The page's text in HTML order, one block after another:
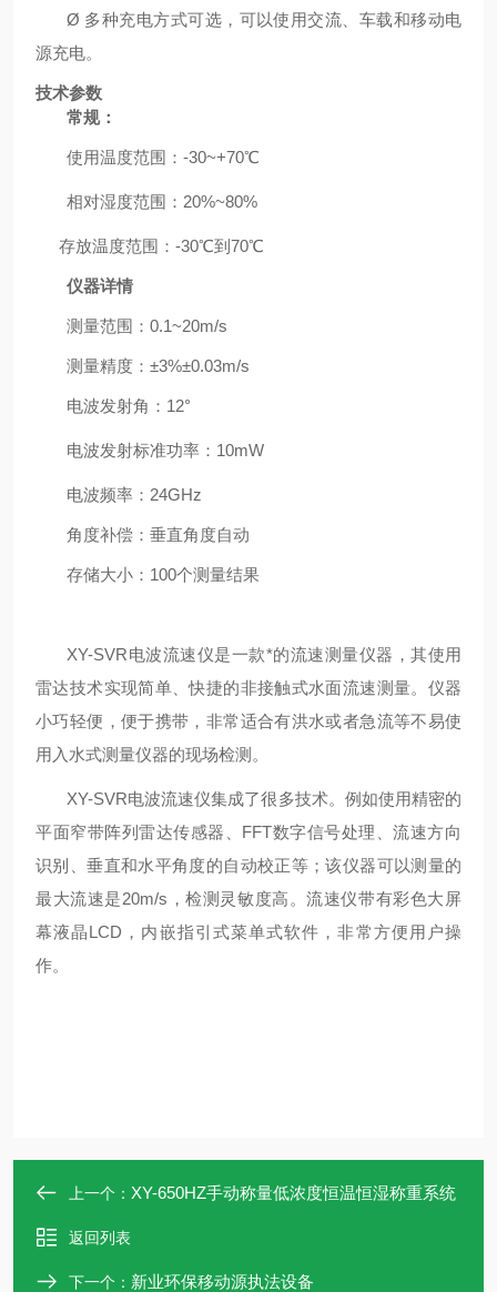
Ø 多种充电方式可选，可以使用交流、车载和移动电
源充电。
技术参数
常规：
使用温度范围： -30~+70℃
相对湿度范围： 20%~80%
存放温度范围： -30℃到 70℃
仪器详情
测量范围： 0.1~20m/s
测量精度： ±3%±0.03m/s
电波发射角： 12°
电波发射标准功率： 10mW
电波频率： 24GHz
角度补偿：垂直角度自动
存储大小： 100个测量结果
XY-SVR电波流速仪是一款*的流速测量仪器，其使用
雷达技术实现简单、快捷的非接触式水面流速测量。仪器
小巧轻便，便于携带，非常适合有洪水或者急流等不易使
用入水式测量仪器的现场检测。
XY-SVR电波流速仪集成了很多技术。例如使用精密的
平面窄带阵列雷达传感器、 FFT数字信号处理、流速方向
识别、垂直和水平角度的自动校正等；该仪器可以测量的
最大流速是20m/s ，检测灵敏度高。流速仪带有彩色大屏
幕液晶LCD ，内嵌指引式菜单式软件，非常方便用户操
作。
上一个： XY-650HZ手动称量低浓度恒温恒湿称重系统
返回列表
下一个： 新业环保移动源执法设备